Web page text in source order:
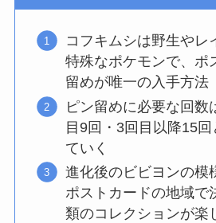
コフキムシは野生やレ
特殊なポケモンで、ポ
留めが唯一の入手方法
ピン留めに必要な回数
目9回・3回目以降15回
ていく
進化後のビビヨンの模
ポストカードの地域で
類のコレクションが楽